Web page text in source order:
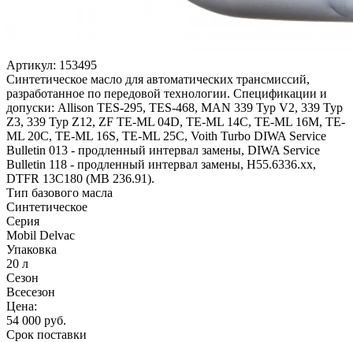
Артикул: 153495
Синтетическое масло для автоматических трансмиссий,
разработанное по передовой технологии. Спецификации и
допуски: Allison TES-295, TES-468, MAN 339 Typ V2, 339 Typ
Z3, 339 Typ Z12, ZF TE-ML 04D, TE-ML 14C, TE-ML 16M, TE-
ML 20C, TE-ML 16S, TE-ML 25C, Voith Turbo DIWA Service
Bulletin 013 - продленный интервал замены, DIWA Service
Bulletin 118 - продленный интервал замены, H55.6336.xx,
DTFR 13C180 (MB 236.91).
Тип базового масла
Синтетическое
Серия
Mobil Delvac
Упаковка
20 л
Сезон
Всесезон
Цена:
54 000 руб.
Срок поставки